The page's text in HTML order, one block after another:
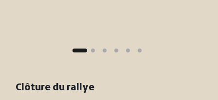
Clôture du rallye